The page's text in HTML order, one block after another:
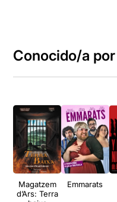
Conocido/a por
Magatzem
d’Ars: Terra
Emmarats